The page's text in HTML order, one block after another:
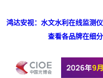
鸿达安视：水文水利在线监测
查看各品牌在细